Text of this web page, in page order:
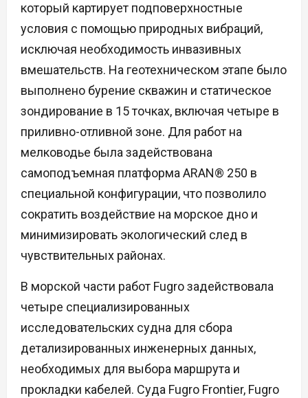
который картирует подповерхностные
условия с помощью природных вибраций,
исключая необходимость инвазивных
вмешательств. На геотехническом этапе было
выполнено бурение скважин и статическое
зондирование в 15 точках, включая четыре в
приливно-отливной зоне. Для работ на
мелководье была задействована
самоподъемная платформа ARAN® 250 в
специальной конфигурации, что позволило
сократить воздействие на морское дно и
минимизировать экологический след в
чувствительных районах.
В морской части работ Fugro задействовала
четыре специализированных
исследовательских судна для сбора
детализированных инженерных данных,
необходимых для выбора маршрута и
прокладки кабелей. Суда Fugro Frontier, Fugro